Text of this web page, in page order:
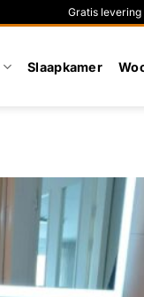
Gratis
Slaapkamer